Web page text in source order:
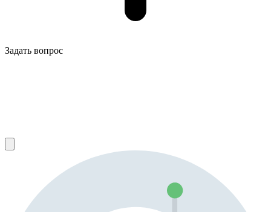
Задать вопрос